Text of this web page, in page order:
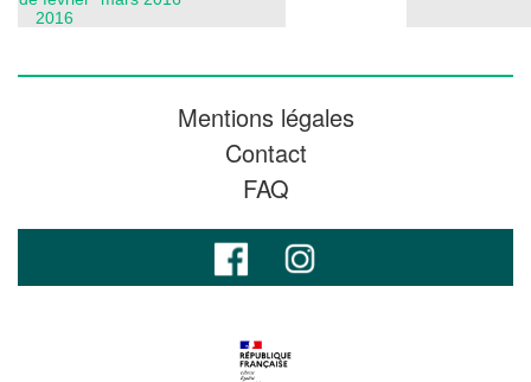
2016
Mentions légales
Contact
FAQ